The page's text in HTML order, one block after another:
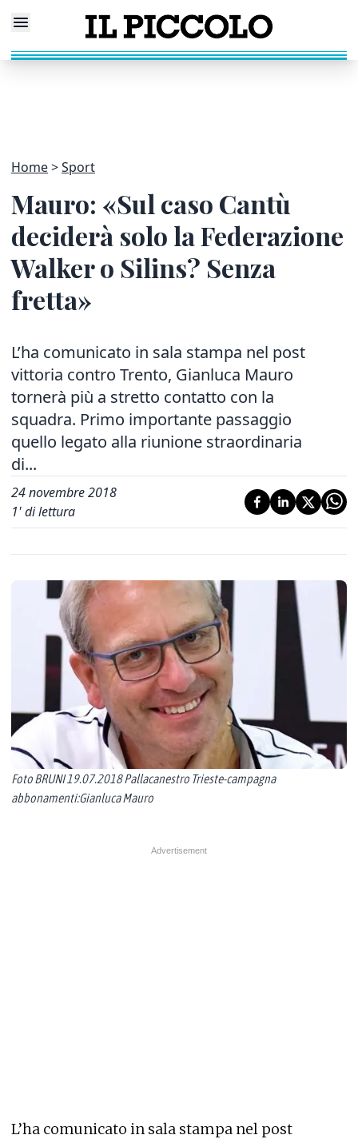
Home Sport
Mauro: «Sul caso Cantù
deciderà solo la Federazione
Walker o Silins? Senza
fretta»
L’ha comunicato in sala stampa nel post
vittoria contro Trento, Gianluca Mauro
tornerà più a stretto contatto con la
squadra. Primo importante passaggio
quello legato alla riunione straordinaria
di...
24 novembre 2018
1' di lettura
Foto BRUNI 19.07.2018 Pallacanestro Trieste-campagna
abbonamenti:Gianluca Mauro
L’ha comunicato in sala stampa nel post